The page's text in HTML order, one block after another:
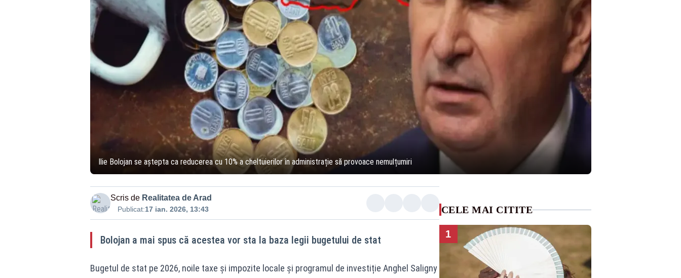
Ilie Bolojan se aștepta ca reducerea cu 10% a cheltuierilor în administrație să provoace nemulțumiri
Scris de Realitatea de Arad
Publicat:17 ian. 2026, 13:43
Bolojan a mai spus că acestea vor sta la baza legii bugetului de stat
Bugetul de stat pe 2026, noile taxe și impozite locale și programul de investiție Anghel Saligny
CELE MAI CITITE
1